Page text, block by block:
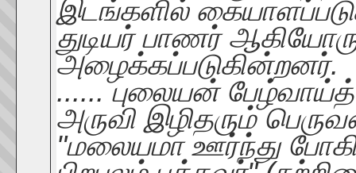
இடங்களில்
துடியர் பாணர்
அழைக்கப்படுகின்றனர்.
...... புலையன்
அருவி இழிதரும்
"மலையமா ஊர்ந்து